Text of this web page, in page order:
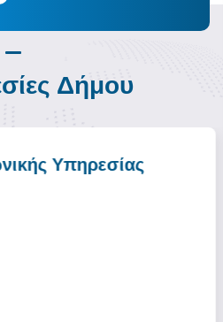
Δήμου
Υπηρεσίας